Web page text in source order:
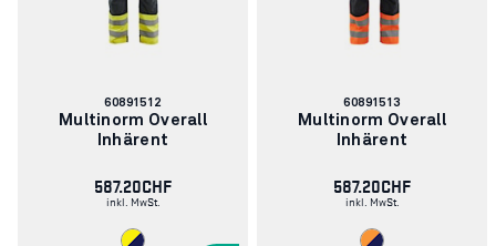
Artikelnummer:
60891512
Multinorm Overall
Inhärent
587.20CHF
inkl. MwSt.
Artikelnummer:
60891513
Multinorm Overall
Inhärent
587.20CHF
inkl. MwSt.